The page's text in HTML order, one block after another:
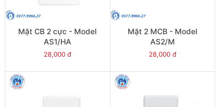
Mặt CB 2 cực - Model
AS1/HA
28,000 đ
Mặt 2 MCB - Model
AS2/M
28,000 đ